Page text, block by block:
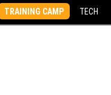
TRAINING CAMP TECH